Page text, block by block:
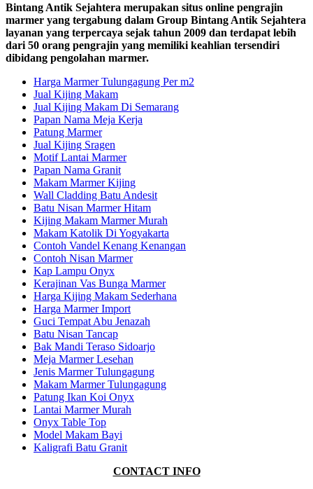
Bintang Antik Sejahtera merupakan situs online pengrajin
marmer yang tergabung dalam Group Bintang Antik Sejahtera
layanan yang terpercaya sejak tahun 2009 dan terdapat lebih
dari 50 orang pengrajin yang memiliki keahlian tersendiri
dibidang pengolahan marmer.
Harga Marmer Tulungagung Per m2
Jual Kijing Makam
Jual Kijing Makam Di Semarang
Papan Nama Meja Kerja
Patung Marmer
Jual Kijing Sragen
Motif Lantai Marmer
Papan Nama Granit
Makam Marmer Kijing
Wall Cladding Batu Andesit
Batu Nisan Marmer Hitam
Kijing Makam Marmer Murah
Makam Katolik Di Yogyakarta
Contoh Vandel Kenang Kenangan
Contoh Nisan Marmer
Kap Lampu Onyx
Kerajinan Vas Bunga Marmer
Harga Kijing Makam Sederhana
Harga Marmer Import
Guci Tempat Abu Jenazah
Batu Nisan Tancap
Bak Mandi Teraso Sidoarjo
Meja Marmer Lesehan
Jenis Marmer Tulungagung
Makam Marmer Tulungagung
Patung Ikan Koi Onyx
Lantai Marmer Murah
Onyx Table Top
Model Makam Bayi
Kaligrafi Batu Granit
CONTACT INFO